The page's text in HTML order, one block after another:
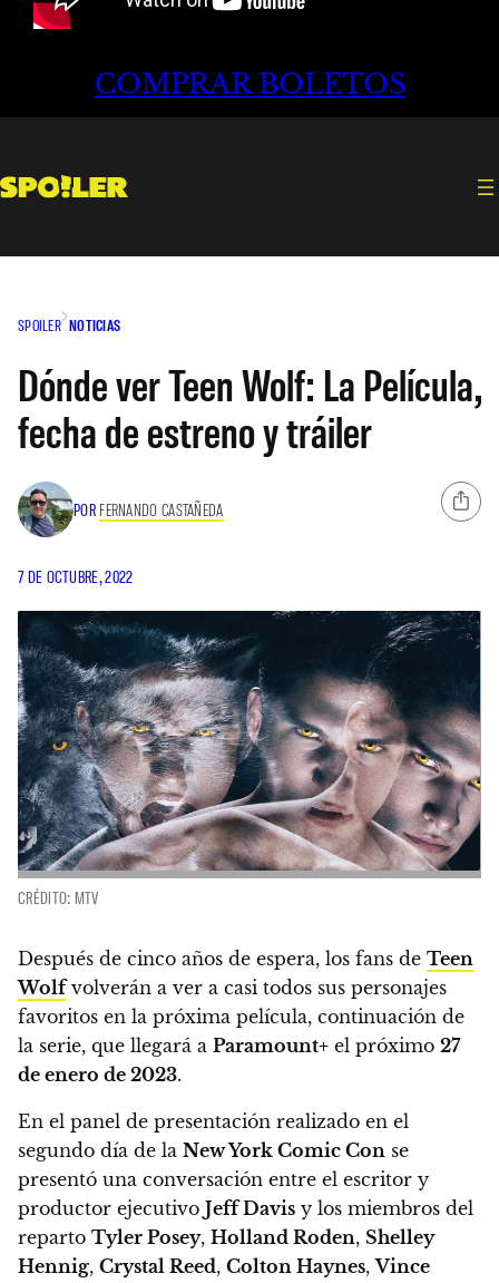
COMPRAR BOLETOS
SPOILER NOTICIAS
Dónde ver Teen Wolf: La Película,
fecha de estreno y tráiler
POR FERNANDO CASTAÑEDA
7 DE OCTUBRE, 2022
CRÉDITO: MTV
Después de cinco años de espera, los fans de Teen
Wolfvolverán a ver a casi todos sus personajes
favoritos en la próxima película, continuación de
la serie, que llegará a Paramount+ el próximo 27
de enero de 2023.
En el panel de presentación realizado en el
segundo día de la New York Comic Con se
presentó una conversación entre el escritor y
productor ejecutivo Jeff Davis y los miembros del
reparto Tyler Posey, Holland Roden, Shelley
Hennig, Crystal Reed, Colton Haynes,Vince